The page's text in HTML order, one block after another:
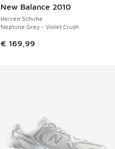
New Balance 2010
Herren Schuhe
Neptune Grey - Violet Crush
€ 169,99